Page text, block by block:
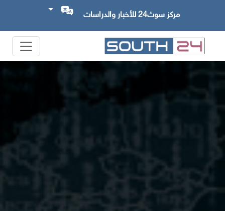
مركز سوث24 للأخبار والدراسات